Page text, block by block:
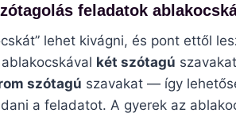
feladatok
lehet kivágni, és pont ettől
két szótagú szavakat
szótagú szavakat — így
a feladatot. A gyerek az